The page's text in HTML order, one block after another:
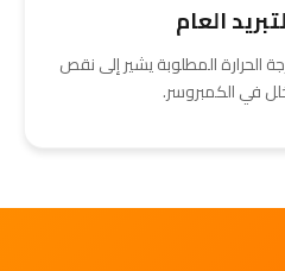
العام
الحرارة المطلوبة يشير إلى نقص
خلل في الكمبروسر.